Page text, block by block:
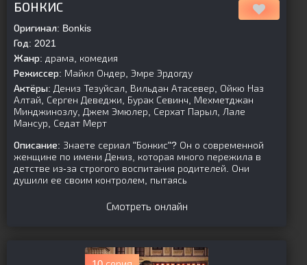
БОНКИС
Оригинал: Bonkis
Год: 2021
Жанр: драма, комедия
Режиссер: Майкл Ондер, Эмре Эрдогду
Актёры: Дениз Тезуйсал, Вильдан Атасевер, Ойкю Наз
Алтай, Серген Деведжи, Бурак Севинч, Мехметджан
Минджинозлу, Джем Эмюлер, Серхат Парыл, Лале
Мансур, Седат Мерт
Описание: Знаете сериал "Бонкис"? Он о современной
женщине по имени Дениз, которая много пережила в
детстве из-за строгого воспитания родителей. Они
душили ее своим контролем, пытаясь
Смотреть онлайн